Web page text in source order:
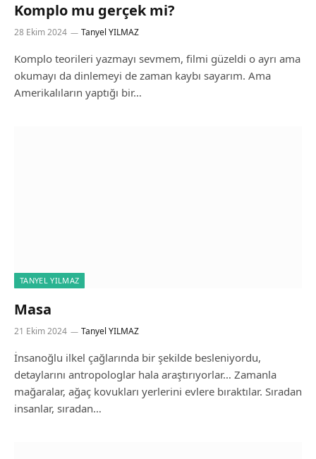
Komplo mu gerçek mi?
28 Ekim 2024 Tanyel YILMAZ
Komplo teorileri yazmayı sevmem, filmi güzeldi o ayrı ama
okumayı da dinlemeyi de zaman kaybı sayarım. Ama
Amerikalıların yaptığı bir…
TANYEL YILMAZ
Masa
21 Ekim 2024 Tanyel YILMAZ
İnsanoğlu ilkel çağlarında bir şekilde besleniyordu,
detaylarını antropologlar hala araştırıyorlar… Zamanla
mağaralar, ağaç kovukları yerlerini evlere bıraktılar. Sıradan
insanlar, sıradan…